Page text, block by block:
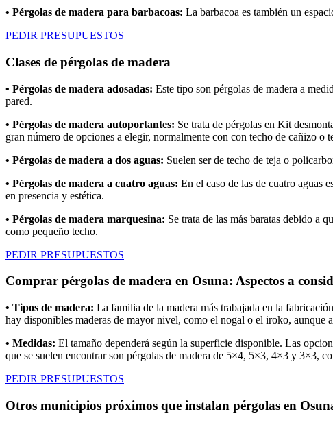
• Pérgolas de madera para barbacoas: La barbacoa es también un
PEDIR PRESUPUESTOS
Clases de pérgolas de madera
• Pérgolas de madera adosadas: Este tipo son pérgolas de madera a
pared.
• Pérgolas de madera autoportantes: Se trata de pérgolas en Kit
gran número de opciones a elegir, normalmente con con techo de cañizo o
• Pérgolas de madera a dos aguas: Suelen ser de techo de teja o
• Pérgolas de madera a cuatro aguas: En el caso de las de cuatro aguas
en presencia y estética.
• Pérgolas de madera marquesina: Se trata de las más baratas debido a
como pequeño techo.
PEDIR PRESUPUESTOS
Comprar pérgolas de madera en Osuna: Aspectos a
• Tipos de madera: La familia de la madera más trabajada en la
hay disponibles maderas de mayor nivel, como el nogal o el iroko, aunque
• Medidas: El tamaño dependerá según la superficie disponible. Las
que se suelen encontrar son pérgolas de madera de 5×4, 5×3, 4×3 y 3×3,
PEDIR PRESUPUESTOS
Otros municipios próximos que instalan pérgolas en